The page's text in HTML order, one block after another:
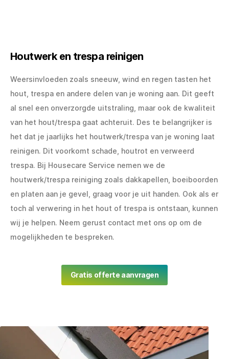
Houtwerk en trespa reinigen
Weersinvloeden zoals sneeuw, wind en regen tasten het
hout, trespa en andere delen van je woning aan. Dit geeft
al snel een onverzorgde uitstraling, maar ook de kwaliteit
van het hout/trespa gaat achteruit. Des te belangrijker is
het dat je jaarlijks het houtwerk/trespa van je woning laat
reinigen. Dit voorkomt schade, houtrot en verweerd
trespa. Bij Housecare Service nemen we de
houtwerk/trespa reiniging zoals dakkapellen, boeiboorden
en platen aan je gevel, graag voor je uit handen. Ook als er
toch al verwering in het hout of trespa is ontstaan, kunnen
wij je helpen. Neem gerust contact met ons op om de
mogelijkheden te bespreken.
Gratis offerte aanvragen